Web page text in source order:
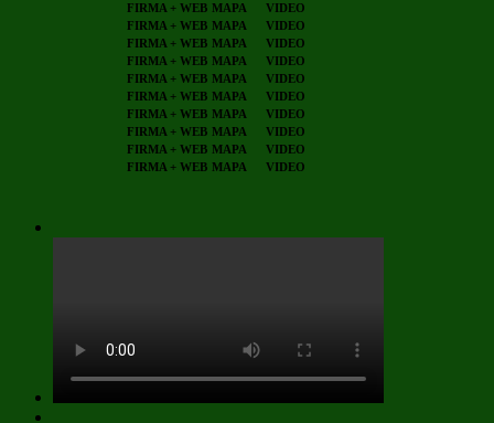
FIRMA + WEB MAPA
VIDEO
FIRMA + WEB MAPA
VIDEO
FIRMA + WEB MAPA
VIDEO
FIRMA + WEB MAPA
VIDEO
FIRMA + WEB MAPA
VIDEO
FIRMA + WEB MAPA
VIDEO
FIRMA + WEB MAPA
VIDEO
FIRMA + WEB MAPA
VIDEO
FIRMA + WEB MAPA
VIDEO
FIRMA + WEB MAPA VIDEO